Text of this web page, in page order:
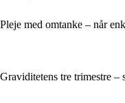
Pleje med omtanke – når
Graviditetens tre trimestre –